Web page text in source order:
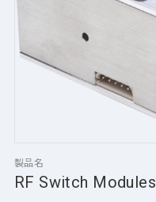
製品名
RF Switch Modules